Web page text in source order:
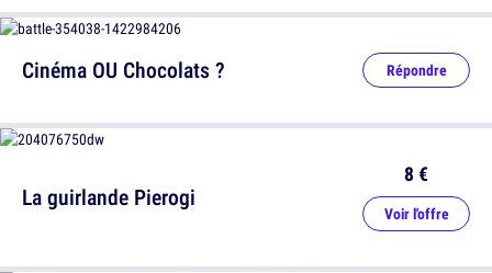
La guirlande Pierogi
8 €
Voir l'offre
Cinéma OU Chocolats ? Répondre